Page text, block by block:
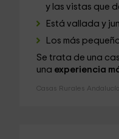
y las vistas que
Está vallada y
Los más
Se trata de una
una experiencia
Casas Rurales Andalucía